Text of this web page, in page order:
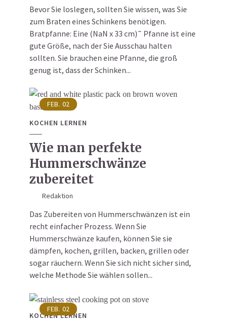
Bevor Sie loslegen, sollten Sie wissen, was Sie
zum Braten eines Schinkens benötigen.
Bratpfanne: Eine (NaN x 33 cm)˜ Pfanne ist eine
gute Größe, nach der Sie Ausschau halten
sollten. Sie brauchen eine Pfanne, die groß
genug ist, dass der Schinken...
FEB. 02
KOCHEN LERNEN
Wie man perfekte
Hummerschwänze
zubereitet
Redaktion
Das Zubereiten von Hummerschwänzen ist ein
recht einfacher Prozess. Wenn Sie
Hummerschwänze kaufen, können Sie sie
dämpfen, kochen, grillen, backen, grillen oder
sogar räuchern. Wenn Sie sich nicht sicher sind,
welche Methode Sie wählen sollen...
FEB. 02
KOCHEN LERNEN